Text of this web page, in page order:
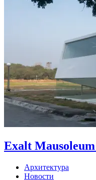
Exalt
Архитектура
Новости